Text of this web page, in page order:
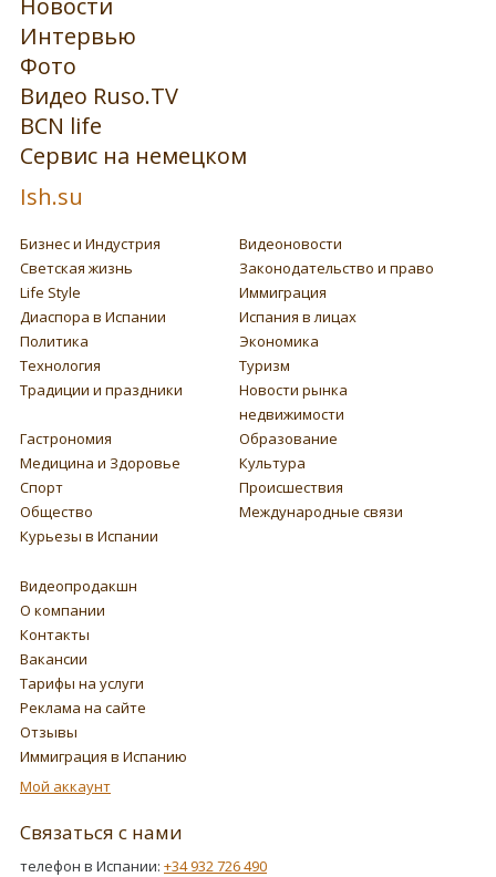
Новости
Интервью
Фото
Видео Ruso.TV
BCN life
Сервис на немецком
Ish.su
Бизнес и Индустрия
Видеоновости
Светская жизнь
Законодательство и право
Life Style
Иммиграция
Диаспора в Испании
Испания в лицах
Политика
Экономика
Технология
Туризм
Традиции и праздники
Новости рынка
недвижимости
Гастрономия
Образование
Медицина и Здоровье
Культура
Спорт
Происшествия
Общество
Международные связи
Курьезы в Испании
Видеопродакшн
О компании
Контакты
Вакансии
Тарифы на услуги
Реклама на сайте
Отзывы
Иммиграция в Испанию
Мой аккаунт
Связаться с нами
телефон в Испании: +34 932 726 490